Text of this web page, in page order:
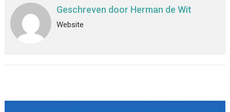
Geschreven door Herman de Wit
Website